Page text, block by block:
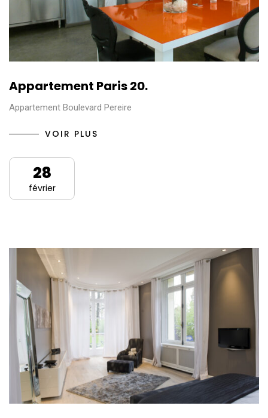
Appartement Paris 20.
Appartement Boulevard Pereire
VOIR PLUS
28
février